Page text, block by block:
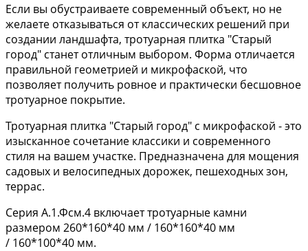
Если вы обустраиваете современный объект, но не
желаете отказываться от классических решений при
создании ландшафта, тротуарная плитка "Старый
город" станет отличным выбором. Форма отличается
правильной геометрией и микрофаской, что
позволяет получить ровное и практически бесшовное
тротуарное покрытие.
Тротуарная плитка "Старый город" с микрофаской - это
изысканное сочетание классики и современного
стиля на вашем участке. Предназначена для мощения
садовых и велосипедных дорожек, пешеходных зон,
террас.
Серия А.1.Фсм.4 включает тротуарные камни
размером 260*160*40 мм / 160*160*40 мм
/ 160*100*40 мм.